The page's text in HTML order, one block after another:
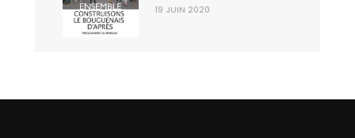
19 JUIN 2020